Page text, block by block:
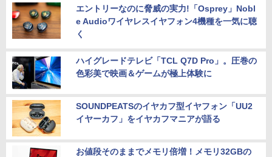
エントリーなのに脅威の実力!「Osprey」Nobl
e Audioワイヤレスイヤフォン4機種を一気に聴
く
ハイグレードテレビ「TCL Q7D Pro」。圧巻の
色彩美で映画＆ゲームが極上体験に
SOUNDPEATSのイヤカフ型イヤフォン「UU2
イヤーカフ」をイヤカフマニアが語る
お値段そのままでメモリ倍増！メモリ32GBの